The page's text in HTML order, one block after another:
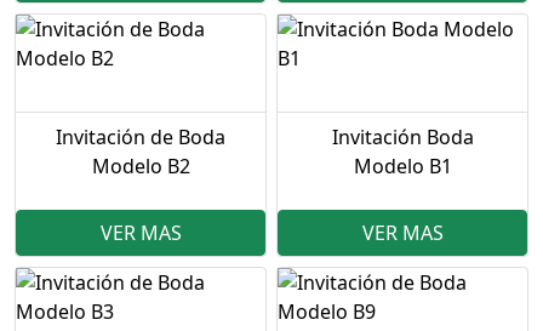
Invitación de Boda
Modelo B2
VER MAS
Invitación Boda
Modelo B1
VER MAS